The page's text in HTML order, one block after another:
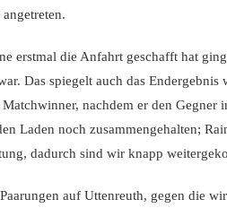
erstmal die Anfahrt geschafft hat
Das spiegelt auch das
nachdem er den
Laden noch zusammengehalten;
dadurch sind wir knapp
auf Uttenreuth, gegen die